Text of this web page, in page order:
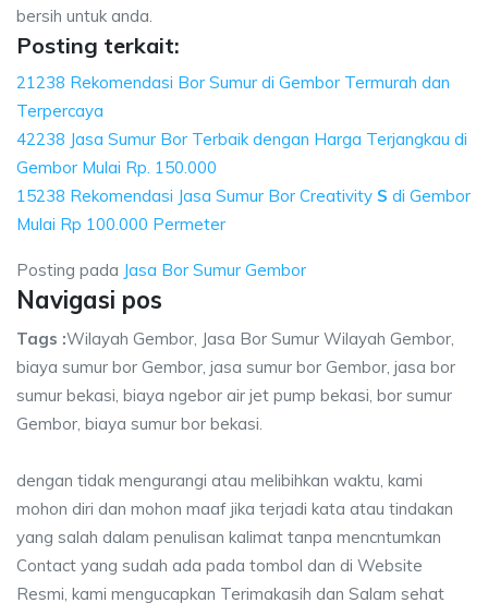
bersih untuk anda.
Posting terkait:
21238 Rekomendasi Bor Sumur di Gembor Termurah dan
Terpercaya
42238 Jasa Sumur Bor Terbaik dengan Harga Terjangkau di
Gembor Mulai Rp. 150.000
15238 Rekomendasi Jasa Sumur Bor Creativity S di Gembor
Mulai Rp 100.000 Permeter
Posting pada Jasa Bor Sumur Gembor
Navigasi pos
Tags :Wilayah Gembor, Jasa Bor Sumur Wilayah Gembor,
biaya sumur bor Gembor, jasa sumur bor Gembor, jasa bor
sumur bekasi, biaya ngebor air jet pump bekasi, bor sumur
Gembor, biaya sumur bor bekasi.
dengan tidak mengurangi atau melibihkan waktu, kami
mohon diri dan mohon maaf jika terjadi kata atau tindakan
yang salah dalam penulisan kalimat tanpa mencntumkan
Contact yang sudah ada pada tombol dan di Website
Resmi, kami mengucapkan Terimakasih dan Salam sehat